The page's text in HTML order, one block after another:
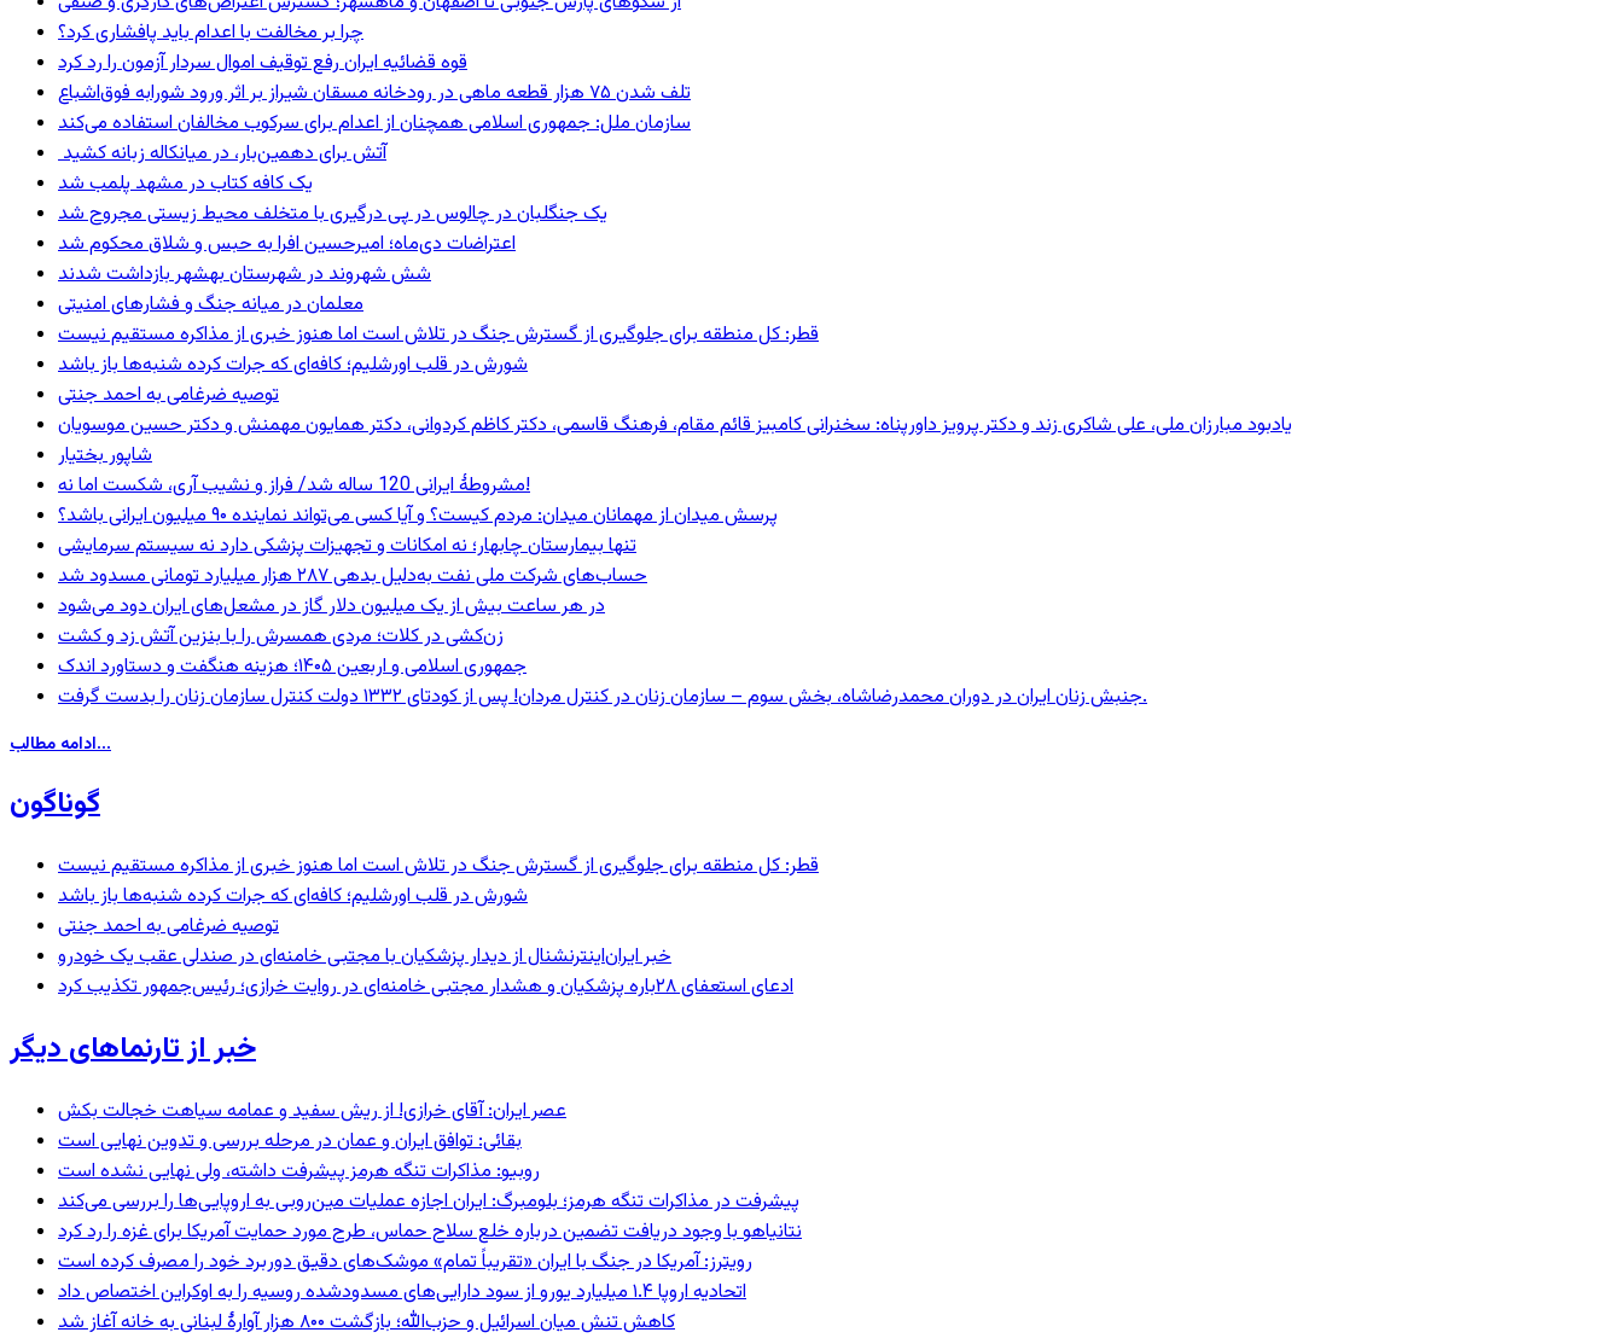
چرا بر مخالفت با اعدام باید پافشاری کرد؟
قوه قضائیه ایران رفع توقیف اموال سردار آزمون را رد کرد
تلف شدن ۷۵ هزار قطعه ماهی در رودخانه مسقان شیراز بر اثر ورود شورابه فوق‌اشباع
سازمان ملل: جمهوری اسلامی همچنان از اعدام برای سرکوب مخالفان استفاده می‌کند
آتش برای دهمین‌بار، در میانکاله زبانه کشید
یک کافه کتاب در مشهد پلمب شد
یک جنگلبان در چالوس در پی درگیری با متخلف محیط زیستی مجروح شد
اعتراضات دی‌ماه؛ امیرحسین افرا به حبس و شلاق محکوم شد
شش شهروند در شهرستان بهشهر بازداشت شدند
معلمان در میانه جنگ و فشارهای امنیتی
قطر: کل منطقه برای جلوگیری از گسترش جنگ در تلاش است اما هنوز خبری از مذاکره مستقیم نیست
شورش در قلب اورشلیم؛ کافه‌ای که جرات کرده شنبه‌ها باز باشد
توصیه ضرغامی به احمد جنتی
یادبود مبارزان ملی، علی شاکری زند و دکتر پرویز داورپناه: سخنرانی کامبیز قائم مقام، فرهنگ قاسمی، دکتر کاظم کردوانی، دکتر همایون مهمنش و دکتر حسین موسویان
شاپور بختیار
مشروطۀ ایرانی 120 ساله شد/ فراز و نشیب آری، شکست اما نه!
پرسش میدان از مهمانان میدان: مردم کیست؟ و آیا کسی می‌تواند نماینده ۹۰ میلیون ایرانی باشد؟
تنها بیمارستان چابهار؛ نه امکانات و تجهیزات پزشکی دارد نه سیستم سرمایشی
حساب‌های شرکت ملی نفت به‌دلیل بدهی ۲۸۷ هزار میلیارد تومانی مسدود شد
در هر ساعت بیش از یک میلیون دلار گاز در مشعل‌های ایران دود می‌شود
زن‌کشی در کلات؛ مردی همسرش را با بنزین آتش زد و کشت
جمهوری اسلامی و اربعین ۱۴۰۵؛ هزینه هنگفت و دستاورد اندک
جنبش زنان ایران در دوران محمدرضاشاه، بخش سوم – سازمان زنان در کنترل مردان! پس از کودتای ۱۳۳۲ دولت کنترل سازمان زنان را بدست گرفت.
ادامه مطالب...
گوناگون
قطر: کل منطقه برای جلوگیری از گسترش جنگ در تلاش است اما هنوز خبری از مذاکره مستقیم نیست
شورش در قلب اورشلیم؛ کافه‌ای که جرات کرده شنبه‌ها باز باشد
توصیه ضرغامی به احمد جنتی
خبر ایران‌اینترنشنال از دیدار پزشکیان با مجتبی خامنه‌ای در صندلی عقب یک خودرو
ادعای استعفای ۲۸باره پزشکیان و هشدار مجتبی خامنه‌ای در روایت خرازی؛ رئیس‌جمهور تکذیب کرد
خبر از تارنماهای دیگر
عصر ایران: آقای خرازی! از ریش سفید و عمامه سیاهت خجالت بکش
بقائی: توافق ایران و عمان در مرحله بررسی و تدوین نهایی است
روبیو: مذاکرات تنگه هرمز پیشرفت داشته، ولی نهایی نشده است
پیشرفت در مذاکرات تنگه هرمز؛ بلومبرگ: ایران اجازه عملیات مین‌روبی به اروپایی‌ها را بررسی می‌کند
نتانیاهو با وجود دریافت تضمین درباره خلع سلاح حماس، طرح مورد حمایت آمریکا برای غزه را رد کرد
رویترز: آمریکا در جنگ با ایران «تقریباً تمام» موشک‌های دقیق دوربرد خود را مصرف کرده است
اتحادیه اروپا ۱.۴ میلیارد یورو از سود دارایی‌های مسدودشده روسیه را به اوکراین ‏اختصاص داد
کاهش تنش میان اسرائیل و حزب‌الله؛ بازگشت ۸۰۰ هزار آوارۀ لبنانی به خانه‌ آغاز شد